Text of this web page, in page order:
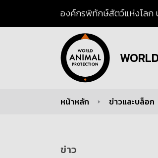
องค์กรพิทักษ์สัตว์แห่งโลก
You are here:หน้าหลัก ข่าวและบล็อก
ข่าว